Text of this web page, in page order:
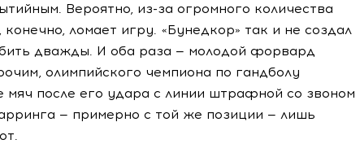
Вероятно, из-за огромного количества
ломает игру. «Бунедкор» так и не создал
дважды. И оба раза — молодой форвард
олимпийского чемпиона по гандболу
мяч после его удара с линии штрафной со звоном
— примерно с той же позиции — лишь